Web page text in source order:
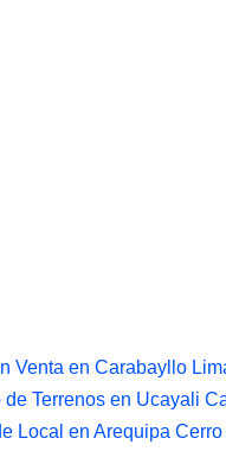
Venta en Carabayllo
Terrenos en Ucayali
Local en Arequipa